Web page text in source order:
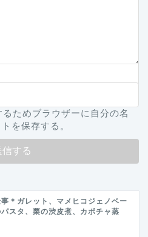
ためブラウザーに自分の名
を保存する。
＊ガレット、マメヒコジェノベー
スタ、栗の渋皮煮、カボチャ蒸